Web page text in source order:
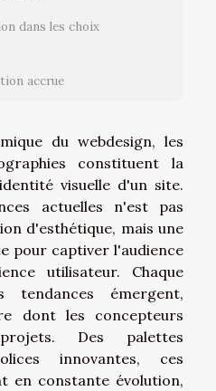
dans les choix
accrue
du webdesign, les
constituent la
visuelle d'un site.
actuelles n'est pas
d'esthétique, mais une
pour captiver l'audience
utilisateur. Chaque
tendances émergent,
dont les concepteurs
Des palettes
innovantes, ces
en constante évolution,